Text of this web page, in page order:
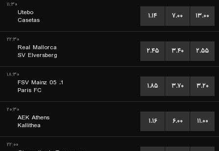
۱۱:۳۰
Utebo
Casetas
۱.۱۴ ۷.۰۰ ۱۳.۰۰
۲۲:۳۰
Real Mallorca
SV Elversberg
۲.۴۵ ۳.۴۰ ۲.۵۵
۱۸:۳۰
1. FSV Mainz 05
Paris FC
۱.۸۵ ۳.۷۰ ۳.۲۰
۲۰:۳۰
AEK Athens
Kallithea
۱.۱۶ ۶.۰۰ ۱۱.۰۰
۲۲:۰۰